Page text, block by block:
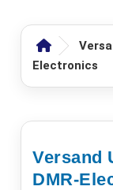
Electronics
Versand
DMR-